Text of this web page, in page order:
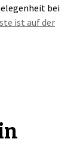
bei
ist auf der